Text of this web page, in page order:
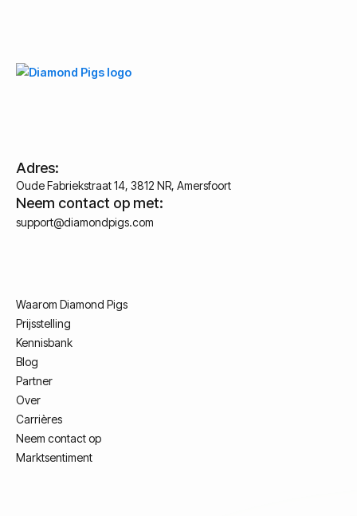
Adres:
Oude Fabriekstraat 14, 3812 NR, Amersfoort
Neem contact op met:
support@diamondpigs.com
Waarom Diamond Pigs
Prijsstelling
Kennisbank
Blog
Partner
Over
Carrières
Neem contact op
Marktsentiment